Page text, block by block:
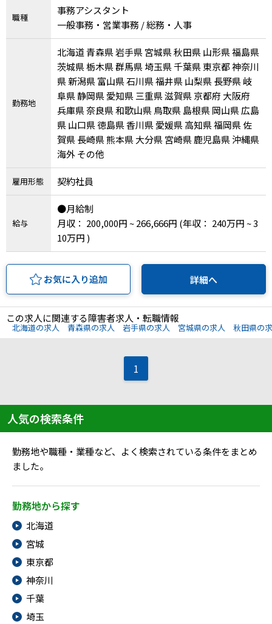
職種
事務アシスタント
一般事務・営業事務 / 総務・人事
勤務地
北海道 青森県 岩手県 宮城県 秋田県 山形県 福島県
茨城県 栃木県 群馬県 埼玉県 千葉県 東京都 神奈川
県 新潟県 富山県 石川県 福井県 山梨県 長野県 岐
阜県 静岡県 愛知県 三重県 滋賀県 京都府 大阪府
兵庫県 奈良県 和歌山県 鳥取県 島根県 岡山県 広島
県 山口県 徳島県 香川県 愛媛県 高知県 福岡県 佐
賀県 長崎県 熊本県 大分県 宮崎県 鹿児島県 沖縄県
海外 その他
雇用形態 契約社員
給与
●月給制
月収： 200,000円 ~ 266,666円 (年収： 240万円 ~ 3
10万円 )
お気に入り追加 詳細へ
この求人に関連する障害者求人・転職情報
北海道の求人 青森県の求人 岩手県の求人 宮城県の求人 秋田県の
1
人気の検索条件
勤務地や職種・業種など、よく検索されている条件をまとめ
ました。
勤務地から探す
北海道
宮城
東京都
神奈川
千葉
埼玉
ご利用ガイド
法人向けページ
メニューを閉じる